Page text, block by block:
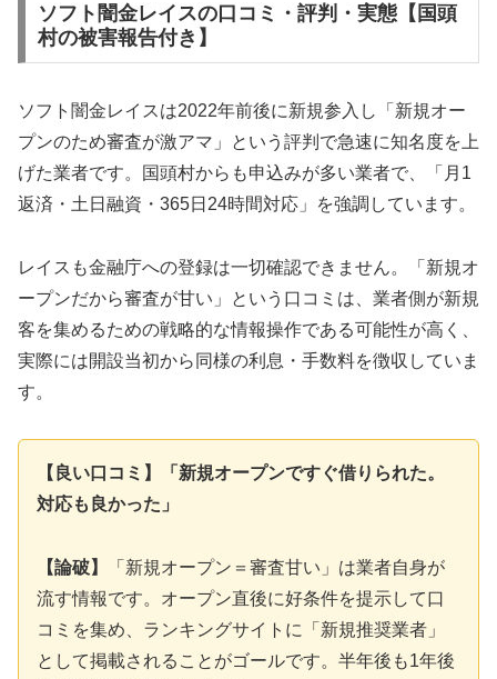
ソフト闇金レイスの口コミ・評判・実態【国頭
村の被害報告付き】
ソフト闇金レイスは2022年前後に新規参入し「新規オー
プンのため審査が激アマ」という評判で急速に知名度を上
げた業者です。国頭村からも申込みが多い業者で、「月1
返済・土日融資・365日24時間対応」を強調しています。
レイスも金融庁への登録は一切確認できません。「新規オ
ープンだから審査が甘い」という口コミは、業者側が新規
客を集めるための戦略的な情報操作である可能性が高く、
実際には開設当初から同様の利息・手数料を徴収していま
す。
【良い口コミ】「新規オープンですぐ借りられた。
対応も良かった」
【論破】
「新規オープン＝審査甘い」は業者自身が
流す情報です。オープン直後に好条件を提示して口
コミを集め、ランキングサイトに「新規推奨業者」
として掲載されることがゴールです。半年後も1年後